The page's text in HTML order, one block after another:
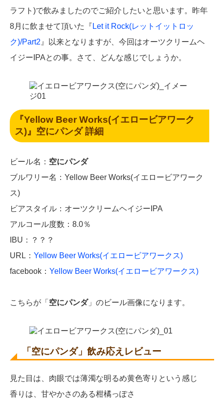
ラフト)で飲みましたのでご紹介したいと思います。昨年
8月に飲ませて頂いた『 Let it Rock(レットイットロッ
ク)/Part2 』以来となりますが、今回はオーツクリームヘ
イジーIPAとの事。さて、どんな感じでしょうか。
『Yellow Beer Works(イエロービアワーク
ス)』空にパンダ 詳細
ビール名： 空にパンダ
ブルワリー名：Yellow Beer Works(イエロービアワーク
ス)
ビアスタイル：オーツクリームヘイジーIPA
アルコール度数：8.0％
IBU：？？？
URL： Yellow Beer Works(イエロービアワークス)
facebook： Yellow Beer Works(イエロービアワークス)
こちらが「 空にパンダ」のビール画像になります。
「空にパンダ」飲み応えレビュー
見た目は、肉眼では薄濁な明るめ黄色寄りという感じ
香りは、甘やかさのある柑橘っぽさ